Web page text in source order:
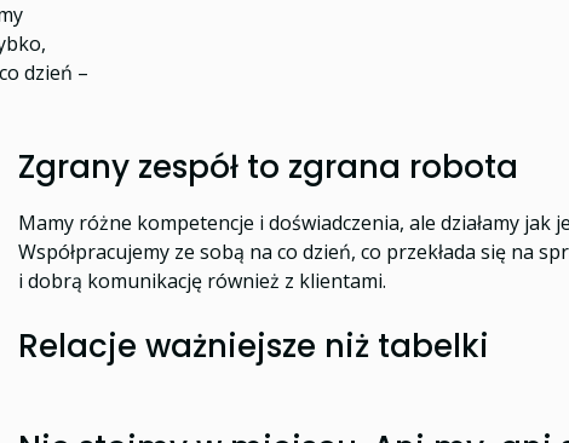
dzień –
Zgrany zespół to zgrana robota
Mamy różne kompetencje i doświadczenia, ale działamy jak
Współpracujemy ze sobą na co dzień, co przekłada się na
i dobrą komunikację również z klientami.
Relacje ważniejsze niż tabelki